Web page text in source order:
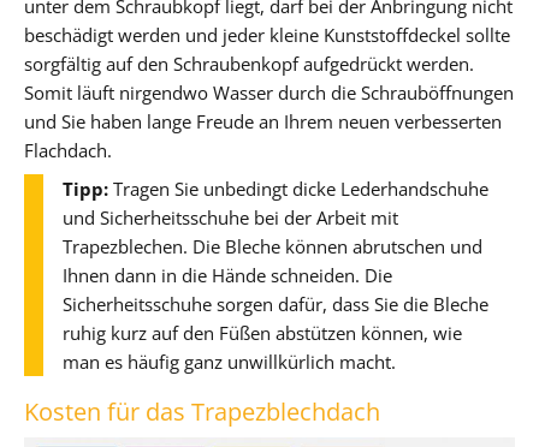
unter dem Schraubkopf liegt, darf bei der Anbringung nicht
beschädigt werden und jeder kleine Kunststoffdeckel sollte
sorgfältig auf den Schraubenkopf aufgedrückt werden.
Somit läuft nirgendwo Wasser durch die Schrauböffnungen
und Sie haben lange Freude an Ihrem neuen verbesserten
Flachdach.
Tipp: Tragen Sie unbedingt dicke Lederhandschuhe
und Sicherheitsschuhe bei der Arbeit mit
Trapezblechen. Die Bleche können abrutschen und
Ihnen dann in die Hände schneiden. Die
Sicherheitsschuhe sorgen dafür, dass Sie die Bleche
ruhig kurz auf den Füßen abstützen können, wie
man es häufig ganz unwillkürlich macht.
Kosten für das Trapezblechdach